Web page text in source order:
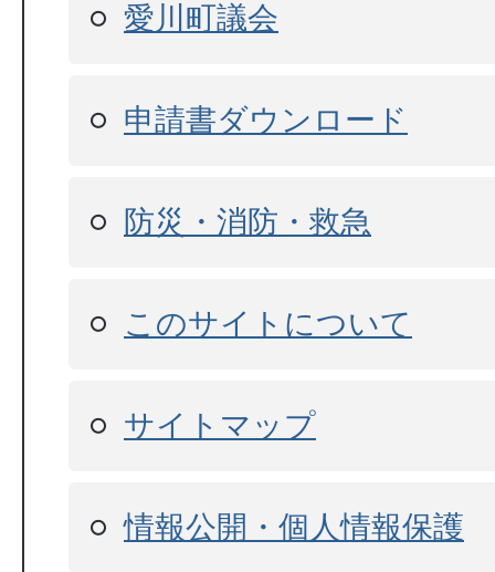
愛川町議会
申請書ダウンロード
防災・消防・救急
このサイトについて
サイトマップ
情報公開・個人情報保護